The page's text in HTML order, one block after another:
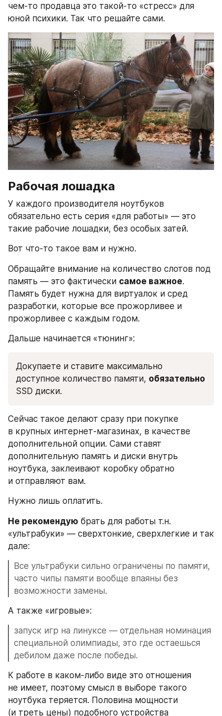
чем-то продавца это такой-то «стресс» для
юной психики. Так что решайте сами.
Рабочая лошадка
У каждого производителя ноутбуков
обязательно есть серия «для работы» — это
такие рабочие лошадки, без особых затей.
Вот что-то такое вам и нужно.
Обращайте внимание на количество слотов под
память — это фактически самое важное.
Память будет нужна для виртуалок и сред
разработки, которые все прожорливее и
прожорливее с каждым годом.
Дальше начинается «тюнинг»:
Докупаете и ставите максимально
доступное количество памяти,
SSD диски.
Сейчас такое делают сразу при покупке
в крупных интернет-магазинах, в качестве
дополнительной опции. Сами ставят
дополнительную память и диски внутрь
ноутбука, заклеивают коробку обратно
и отправляют вам.
Нужно лишь оплатить.
Не рекомендую брать для работы т.н.
«ультрабуки» — сверхтонкие, сверхлегкие и так
дале:
Все ультрабуки сильно ограничены по памяти,
часто чипы памяти вообще впаяны без
возможности замены.
А также «игровые»:
запуск игр на линуксе — отдельная номинация
специальной олимпиады, это где остаешься
дебилом даже после победы.
К работе в каком-либо виде это отношения
не имеет, поэтому смысл в выборе такого
ноутбука теряется. Половина мощности
(и треть цены) подобного устройства